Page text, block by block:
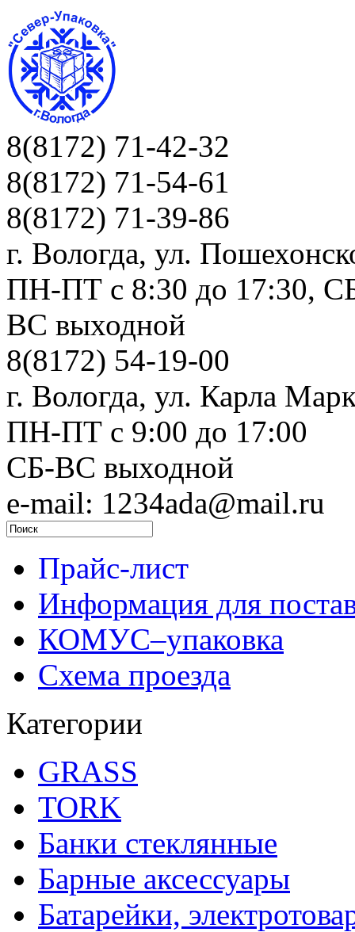
8(8172) 71-42-32
8(8172) 71-54-61
8(8172) 71-39-86
г. Вологда, ул.
ПН-ПТ c 8:30 до 17:30,
ВС выходной
8(8172) 54-19-00
г. Вологда, ул. Карла
ПН-ПТ c 9:00 до 17:00
СБ-ВС выходной
e-mail: 1234ada@mail.ru
Прайс-лист
Информация для
КОМУС–упаковка
Схема проезда
Категории
GRASS
TORK
Банки стеклянные
Барные аксессуары
Батарейки,